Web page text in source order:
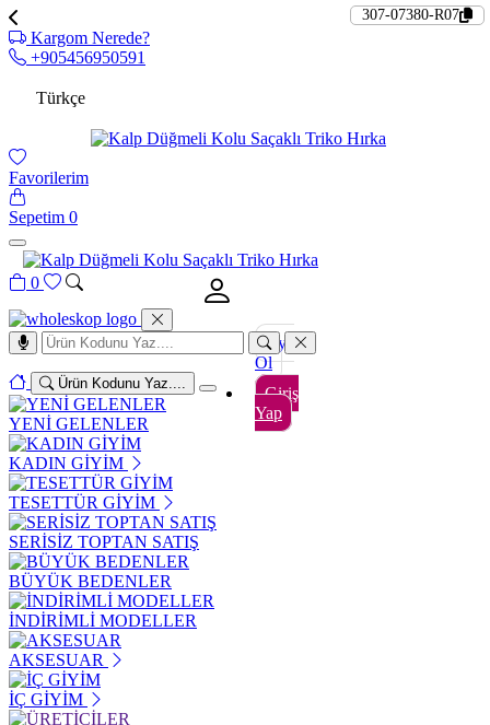
Kargom Nerede?
+905456950591
Türkçe
Favorilerim
Sepetim 0
0
Üye
Ol
Giriş
Yap
Ürün Kodunu Yaz....
YENİ GELENLER
KADIN GİYİM
TESETTÜR GİYİM
SERİSİZ TOPTAN SATIŞ
BÜYÜK BEDENLER
İNDİRİMLİ MODELLER
AKSESUAR
İÇ GİYİM
307-07380-R07